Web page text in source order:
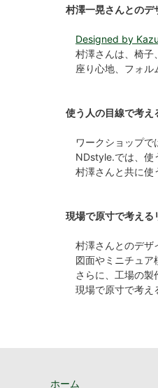
村澤一晃さんとのデ
Designed by
村澤さんは、椅子
座り心地、フォル
使う人の目線で考え
ワークショップで
NDstyle.では、使
村澤さんと共に使
現場で原寸で考える
村澤さんとのデザ
図面やミニチュア
さらに、工場の製
現場で原寸で考え
ホーム